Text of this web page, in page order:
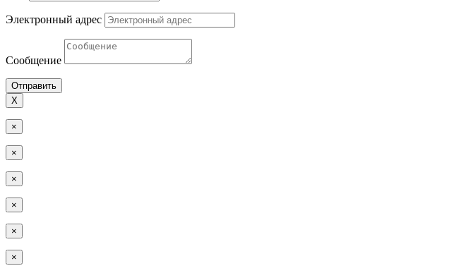
Электронный адрес
Сообщение
Отправить
Х
×
×
×
×
×
×